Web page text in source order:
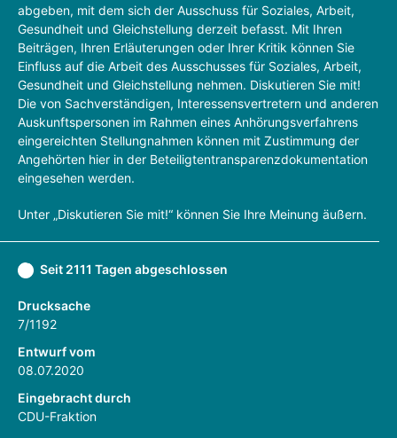
abgeben, mit dem sich der Ausschuss für Soziales, Arbeit,
Gesundheit und Gleichstellung derzeit befasst. Mit Ihren
Beiträgen, Ihren Erläuterungen oder Ihrer Kritik können Sie
Einfluss auf die Arbeit des Ausschusses für Soziales, Arbeit,
Gesundheit und Gleichstellung nehmen. Diskutieren Sie mit!
Die von Sachverständigen, Interessensvertretern und anderen
Auskunftspersonen im Rahmen eines Anhörungsverfahrens
eingereichten Stellungnahmen können mit Zustimmung der
Angehörten hier in der Beteiligtentransparenzdokumentation
eingesehen werden.
Unter „Diskutieren Sie mit!“ können Sie Ihre Meinung äußern.
Seit 2111 Tagen abgeschlossen
Drucksache
7/1192
Entwurf vom
08.07.2020
Eingebracht durch
CDU-Fraktion